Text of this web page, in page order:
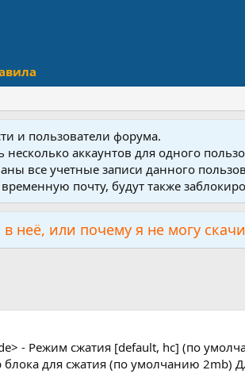
и пользователи форума.
аккаунтов для одного
все учетные записи данного
почту, будут также
неё, или почему я не могу
- Режим сжатия [default, hc] (по
для сжатия (по умолчанию 2mb)